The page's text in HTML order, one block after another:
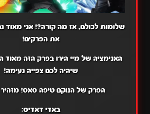
שלומות לכולם, אז מה קורה?! אני מאוד
את הפרקים!
האנימציה של מיי הירו בפרק הזה
שיהיה לכם צפייה נעימה!
הפרק של הנוקם טיפה סאס!
באדי דאדיס: